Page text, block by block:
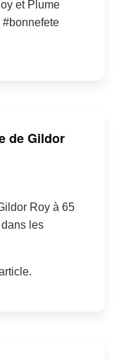
et Plume
#bonnefete
de Gildor
Roy à 65
les